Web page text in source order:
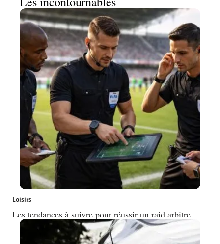
Loisirs
Les tendances à suivre pour réussir un raid arbitre